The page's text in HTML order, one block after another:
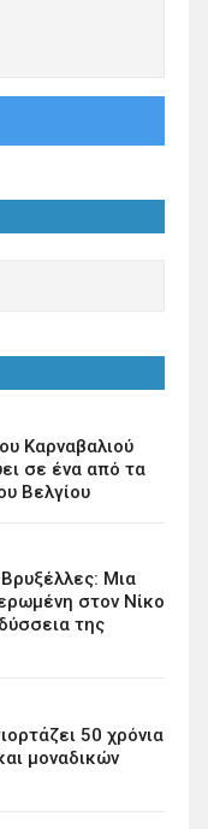
Καρναβαλιού
σε ένα από τα
Βελγίου
Μια
στον Νίκο
της
50 χρόνια
μοναδικών